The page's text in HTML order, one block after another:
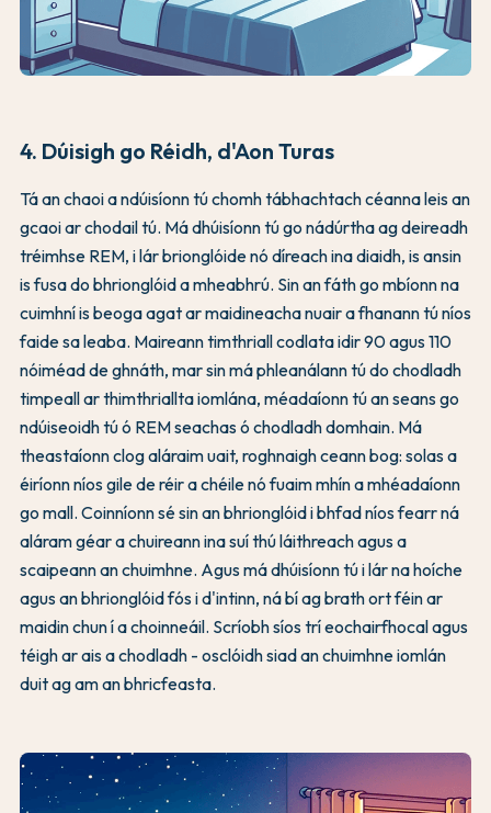
4. Dúisigh go Réidh, d'Aon Turas
Tá an chaoi a ndúisíonn tú chomh tábhachtach céanna leis an
gcaoi ar chodail tú. Má dhúisíonn tú go nádúrtha ag deireadh
tréimhse REM, i lár brionglóide nó díreach ina diaidh, is ansin
is fusa do bhrionglóid a mheabhrú. Sin an fáth go mbíonn na
cuimhní is beoga agat ar maidineacha nuair a fhanann tú níos
faide sa leaba. Maireann timthriall codlata idir 90 agus 110
nóiméad de ghnáth, mar sin má phleanálann tú do chodladh
timpeall ar thimthriallta iomlána, méadaíonn tú an seans go
ndúiseoidh tú ó REM seachas ó chodladh domhain. Má
theastaíonn clog aláraim uait, roghnaigh ceann bog: solas a
éiríonn níos gile de réir a chéile nó fuaim mhín a mhéadaíonn
go mall. Coinníonn sé sin an bhrionglóid i bhfad níos fearr ná
aláram géar a chuireann ina suí thú láithreach agus a
scaipeann an chuimhne. Agus má dhúisíonn tú i lár na hoíche
agus an bhrionglóid fós i d'intinn, ná bí ag brath ort féin ar
maidin chun í a choinneáil. Scríobh síos trí eochairfhocal agus
téigh ar ais a chodladh - osclóidh siad an chuimhne iomlán
duit ag am an bhricfeasta.